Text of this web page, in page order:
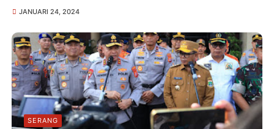
JANUARI 24, 2024
SERANG